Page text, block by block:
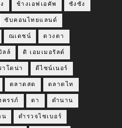
ช้างเอฟเอคัพ ซังซัง
ซับคอนไทยแลนด์
ณเดชน์ ดวงตา
ลล์ ดิ เอมเมอรัลด์
าโดน่า ดีไซน์เนอร์
ตลาดสด ตลาดไท
ครรภ์ ตา ตำนาน
น ตำรวจไซเบอร์